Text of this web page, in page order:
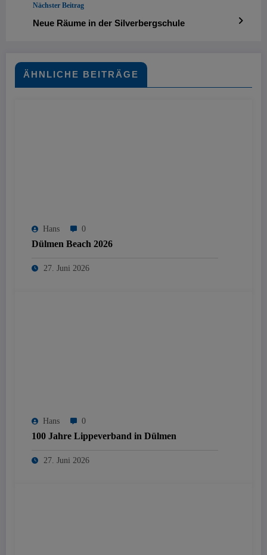
Nächster Beitrag
Neue Räume in der Silverbergschule
ÄHNLICHE BEITRÄGE
Hans 0
Dülmen Beach 2026
27. Juni 2026
Hans 0
100 Jahre Lippeverband in Dülmen
27. Juni 2026